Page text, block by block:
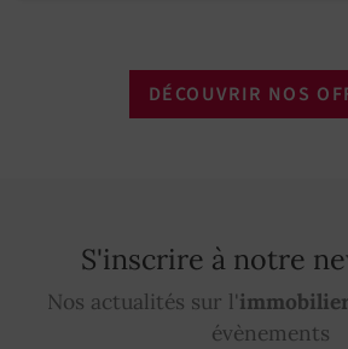
DÉCOUVRIR NOS
S'inscrire à notre
Nos actualités sur l'
évènements